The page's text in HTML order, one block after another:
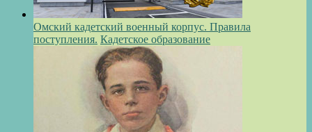
Омский кадетский военный корпус. Правила
поступления. Кадетское образование